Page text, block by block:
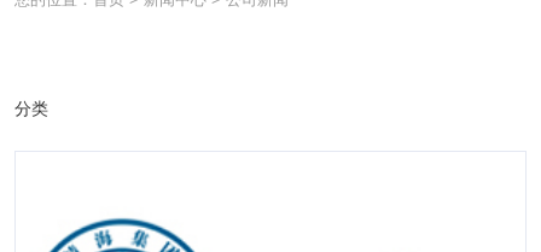
2026-07-17
分类